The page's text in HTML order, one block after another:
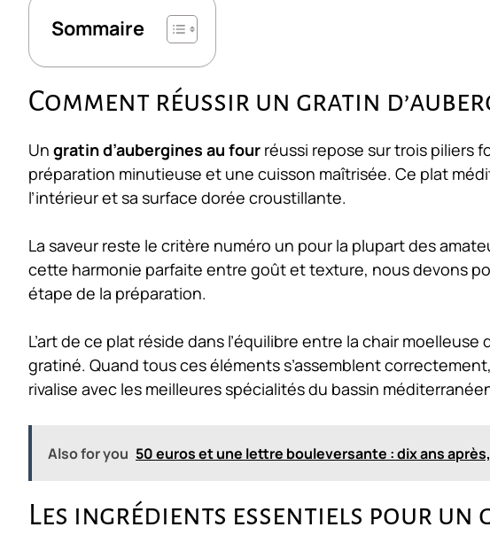
Sommaire
Comment réussir un gratin
Un gratin d’aubergines au four réussi repose sur trois piliers
préparation minutieuse et une cuisson maîtrisée. Ce plat
l’intérieur et sa surface dorée croustillante.
La saveur reste le critère numéro un pour la plupart des
cette harmonie parfaite entre goût et texture, nous devons
étape de la préparation.
L’art de ce plat réside dans l’équilibre entre la chair
gratiné. Quand tous ces éléments s’assemblent
rivalise avec les meilleures spécialités du bassin
Also for you 50 euros et une lettre bouleversante : dix ans
Les ingrédients essentiels pour un